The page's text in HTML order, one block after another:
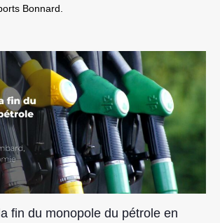
Bonnard.
fin du monopole du pétrole en